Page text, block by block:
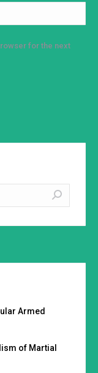
for the next
Armed
of Martial